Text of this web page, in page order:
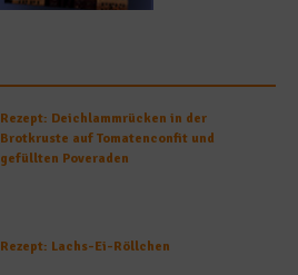
Rezept: Deichlammrücken in der
Brotkruste auf Tomatenconfit und
gefüllten Poveraden
Rezept: Lachs-Ei-Röllchen